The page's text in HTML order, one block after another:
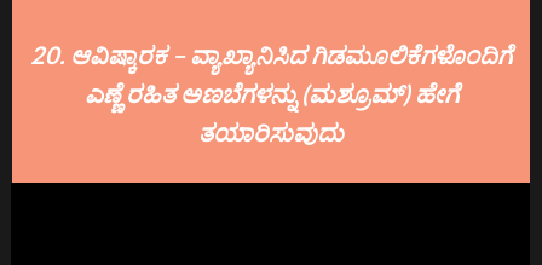
20. ಆವಿಷ್ಕಾರಕ – ವ್ಯಾಖ್ಯಾನಿಸಿದ ಗಿಡಮೂಲಿಕೆಗಳೊಂದಿಗೆ
ಎಣ್ಣೆ ರಹಿತ ಅಣಬೆಗಳನ್ನು (ಮಶ್ರೂಮ್) ಹೇಗೆ
ತಯಾರಿಸುವುದು